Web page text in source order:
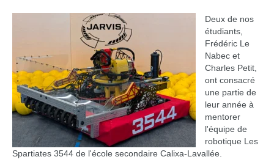
Deux de nos
étudiants,
Frédéric Le
Nabec et
Charles Petit,
ont consacré
une partie de
leur année à
mentorer
l'équipe de
robotique Les
Spartiates 3544 de l'école secondaire Calixa-Lavallée.